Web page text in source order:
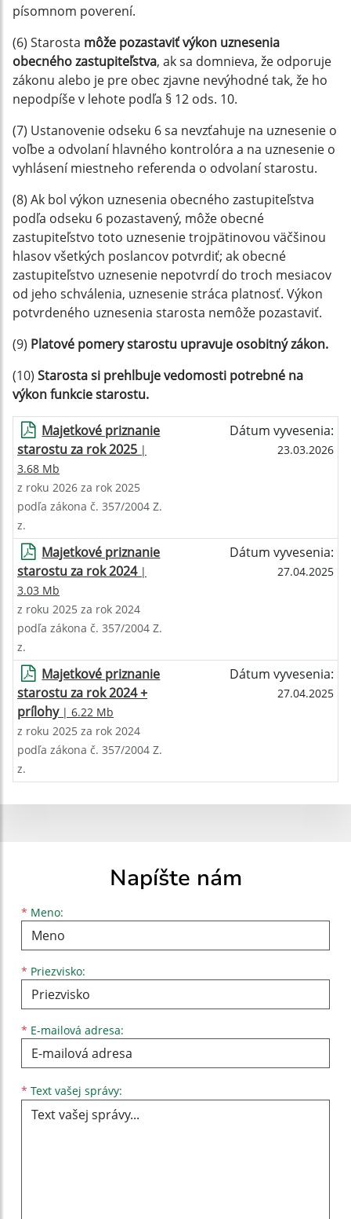
písomnom poverení.
(6) Starosta môže pozastaviť výkon uznesenia
obecného zastupiteľstva, ak sa domnieva, že odporuje
zákonu alebo je pre obec zjavne nevýhodné tak, že ho
nepodpíše v lehote podľa § 12 ods. 10.
(7) Ustanovenie odseku 6 sa nevzťahuje na uznesenie o
voľbe a odvolaní hlavného kontrolóra a na uznesenie o
vyhlásení miestneho referenda o odvolaní starostu.
(8) Ak bol výkon uznesenia obecného zastupiteľstva
podľa odseku 6 pozastavený, môže obecné
zastupiteľstvo toto uznesenie trojpätinovou väčšinou
hlasov všetkých poslancov potvrdiť; ak obecné
zastupiteľstvo uznesenie nepotvrdí do troch mesiacov
od jeho schválenia, uznesenie stráca platnosť. Výkon
potvrdeného uznesenia starosta nemôže pozastaviť.
(9) Platové pomery starostu upravuje osobitný zákon.
(10) Starosta si prehlbuje vedomosti potrebné na
výkon funkcie starostu.
Majetkové priznanie
starostu za rok 2025 |
3.68 Mb
Dátum vyvesenia:
23.03.2026
z roku 2026 za rok 2025
podľa zákona č. 357/2004 Z.
z.
Majetkové priznanie
starostu za rok 2024|
3.03 Mb
Dátum vyvesenia:
27.04.2025
z roku 2025 za rok 2024
podľa zákona č. 357/2004 Z.
z.
Majetkové priznanie
starostu za rok 2024 +
prílohy| 6.22 Mb
Dátum vyvesenia:
27.04.2025
z roku 2025 za rok 2024
podľa zákona č. 357/2004 Z.
z.
Napíšte nám
* Meno:
Meno
* Priezvisko:
Priezvisko
* E-mailová adresa:
E-mailová adresa
* Text vašej správy: